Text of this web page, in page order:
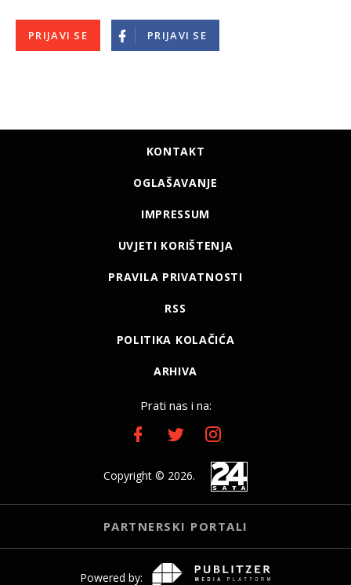
PRIJAVI SE PRIJAVI SE
KONTAKT
OGLAŠAVANJE
IMPRESSUM
UVJETI KORIŠTENJA
PRAVILA PRIVATNOSTI
RSS
POLITIKA KOLAČIĆA
ARHIVA
Prati nas i na:
Copyright © 2026.
PARTNERSKI PORTALI
Powered by: